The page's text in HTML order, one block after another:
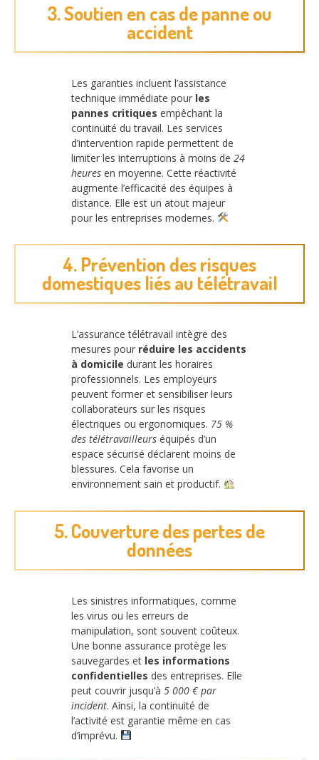
3. Soutien en cas de panne ou
accident
Les garanties incluent l’assistance
technique immédiate pour les
pannes critiques empêchant la
continuité du travail. Les services
d’intervention rapide permettent de
limiter les interruptions à moins de 24
heures en moyenne. Cette réactivité
augmente l’efficacité des équipes à
distance. Elle est un atout majeur
pour les entreprises modernes.
4. Prévention des risques
domestiques liés au télétravail
L’assurance télétravail intègre des
mesures pour réduire les accidents
à domicile durant les horaires
professionnels. Les employeurs
peuvent former et sensibiliser leurs
collaborateurs sur les risques
électriques ou ergonomiques. 75 %
des télétravailleurs équipés d’un
espace sécurisé déclarent moins de
blessures. Cela favorise un
environnement sain et productif.
5. Couverture des pertes de
données
Les sinistres informatiques, comme
les virus ou les erreurs de
manipulation, sont souvent coûteux.
Une bonne assurance protège les
sauvegardes et les informations
confidentielles des entreprises. Elle
peut couvrir jusqu’à 5 000 € par
incident. Ainsi, la continuité de
l’activité est garantie même en cas
d’imprévu.